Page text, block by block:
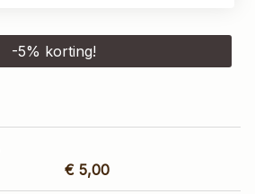
-5% korting!
€ 5,00